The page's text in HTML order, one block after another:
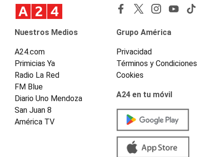
Nuestros Medios
A24.com
Primicias Ya
Radio La Red
FM Blue
Diario Uno Mendoza
San Juan 8
América TV
Grupo América
Privacidad
Términos y Condiciones
Cookies
A24 en tu móvil